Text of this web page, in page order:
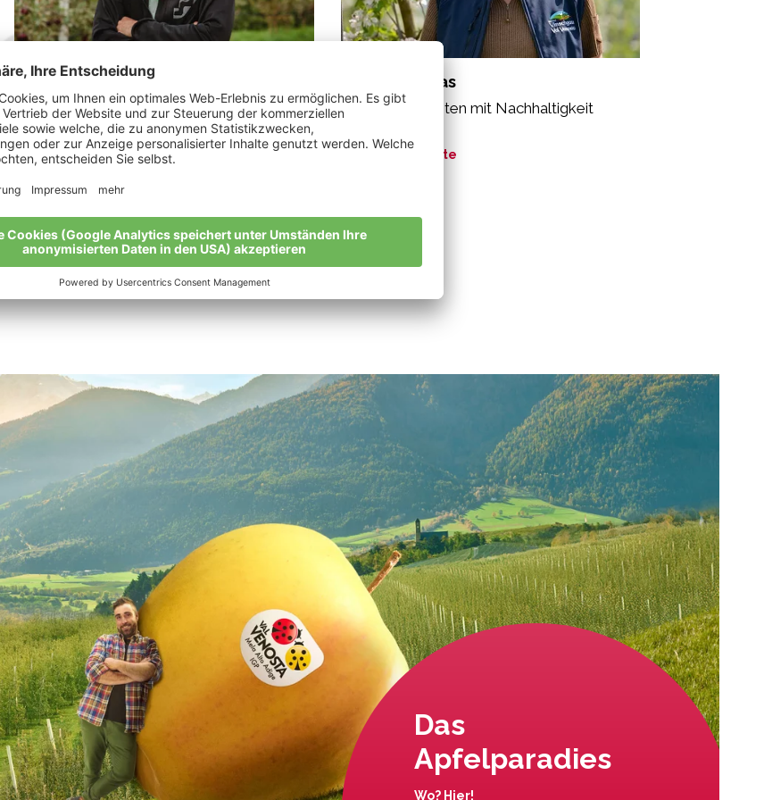
Jennewein Samuel Franz
„Das Gefühl der Zufriedenheit.“
Meine Geschichte
Prantl Thomas
“Unseren Planeten mit Nachhaltigkeit
Meine Geschichte
Alle Bio-Bauern im Überblick
Das
Apfelparadies
Wo? Hier!